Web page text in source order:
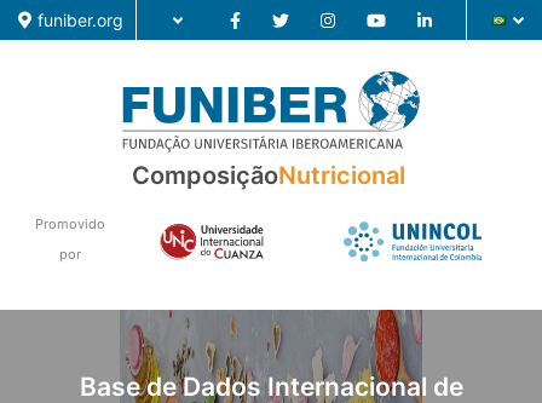
funiber.org
Formação
Pesquisa
Notícias
ComposiçãoNutricional
Promovido
por
Base de Dados Internacional de